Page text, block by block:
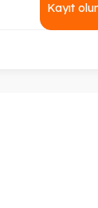
Kayıt